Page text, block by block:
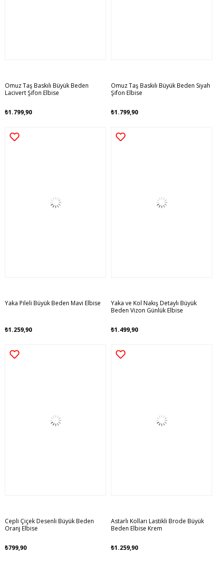
Omuz Taş Baskılı Büyük Beden
Lacivert Şifon Elbise
₺1.799,90
Omuz Taş Baskılı Büyük Beden Siyah
Şifon Elbise
₺1.799,90
Yaka Pileli Büyük Beden Mavi Elbise
₺1.259,90
Yaka ve Kol Nakış Detaylı Büyük
Beden Vizon Günlük Elbise
₺1.499,90
Cepli Çiçek Desenli Büyük Beden
Oranj Elbise
₺799,90
Astarlı Kolları Lastikli Brode Büyük
Beden Elbise Krem
₺1.259,90